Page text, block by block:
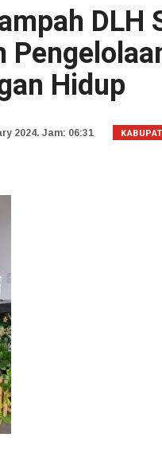
DLH
Hidup
2024. Jam: 06:31